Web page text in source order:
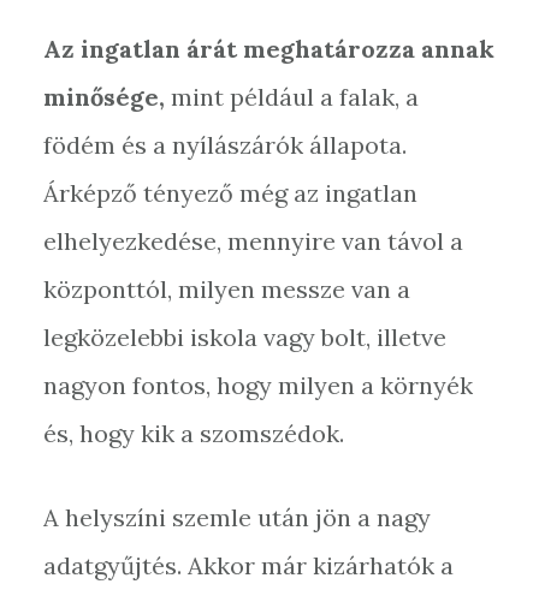
Az ingatlan árát meghatározza annak
minősége, mint például a falak, a
födém és a nyílászárók állapota.
Árképző tényező még az ingatlan
elhelyezkedése, mennyire van távol a
központtól, milyen messze van a
legközelebbi iskola vagy bolt, illetve
nagyon fontos, hogy milyen a környék
és, hogy kik a szomszédok.
A helyszíni szemle után jön a nagy
adatgyűjtés. Akkor már kizárhatók a